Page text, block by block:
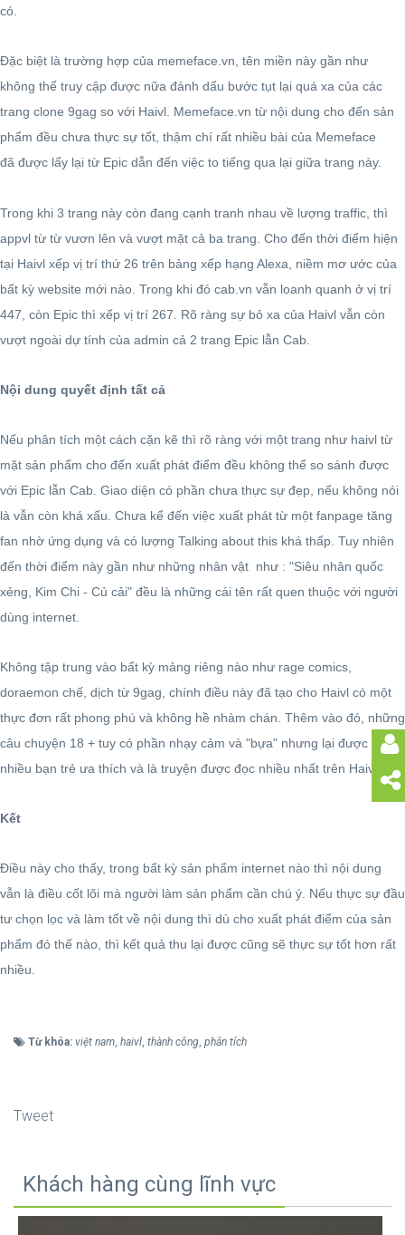
có.
Đặc biệt là trường hợp của memeface.vn, tên miền này gần như
không thể truy cập được nữa đánh dấu bước tụt lại quá xa của các
trang clone 9gag so với Haivl. Memeface.vn từ nội dung cho đến sản
phẩm đều chưa thực sự tốt, thậm chí rất nhiều bài của Memeface
đã được lấy lại từ Epic dẫn đến việc to tiếng qua lại giữa trang này.
Trong khi 3 trang này còn đang cạnh tranh nhau về lượng traffic, thì
appvl từ từ vươn lên và vượt mặt cả ba trang. Cho đến thời điểm hiện
tại Haivl xếp vị trí thứ 26 trên bảng xếp hạng Alexa, niềm mơ ước của
bất kỳ website mới nào. Trong khi đó cab.vn vẫn loanh quanh ở vị trí
447, còn Epic thì xếp vị trí 267. Rõ ràng sự bỏ xa của Haivl vẫn còn
vượt ngoài dự tính của admin cả 2 trang Epic lẫn Cab.
Nội dung quyết định tất cả
Nếu phân tích một cách cặn kẽ thì rõ ràng với một trang như haivl từ
mặt sản phẩm cho đến xuất phát điểm đều không thể so sánh được
với Epic lẫn Cab. Giao diện có phần chưa thực sự đẹp, nếu không nói
là vẫn còn khá xấu. Chưa kể đến việc xuất phát từ một fanpage tăng
fan nhờ ứng dụng và có lượng Talking about this khá thấp. Tuy nhiên
đến thời điểm này gần như những nhân vật như : "Siêu nhân quốc
xẻng, Kim Chi - Củ cải" đều là những cái tên rất quen thuộc với người
dùng internet.
Không tập trung vào bất kỳ mảng riêng nào như rage comics,
doraemon chế, dịch từ 9gag, chính điều này đã tạo cho Haivl có một
thực đơn rất phong phú và không hề nhàm chán. Thêm vào đó, những
câu chuyện 18 + tuy có phần nhạy cảm và "bựa" nhưng lại được rất
nhiều bạn trẻ ưa thích và là truyện được đọc nhiều nhất trên Haivl.
Kết
Điều này cho thấy, trong bất kỳ sản phẩm internet nào thì nội dung
vẫn là điều cốt lõi mà người làm sản phẩm cần chú ý. Nếu thực sự đầu
tư chọn lọc và làm tốt về nội dung thì dù cho xuất phát điểm của sản
phẩm đó thế nào, thì kết quả thu lại được cũng sẽ thực sự tốt hơn rất
nhiều.
Từ khóa: việt nam, haivl, thành công, phân tích
Tweet
Khách hàng cùng lĩnh vực